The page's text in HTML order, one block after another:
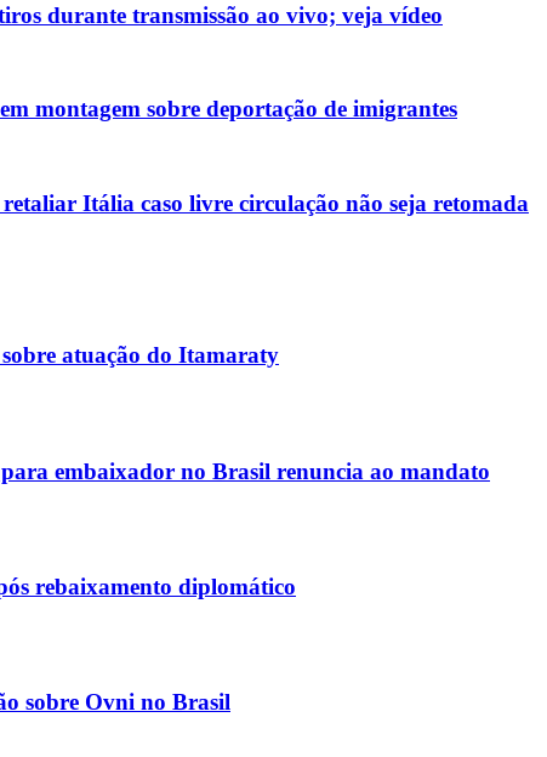
durante transmissão ao vivo; veja vídeo
montagem sobre deportação de imigrantes
Itália caso livre circulação não seja retomada
sobre atuação do Itamaraty
embaixador no Brasil renuncia ao mandato
rebaixamento diplomático
sobre Ovni no Brasil